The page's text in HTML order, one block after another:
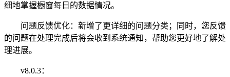
细地掌握橱窗每日的数据情况。
问题反馈优化：新增了更详细的问题分类；同时，您反馈
的问题在处理完成后将会收到系统通知，帮助您更好地了解处
理进展。
v8.0.3：